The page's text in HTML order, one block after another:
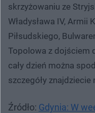
skrzyżowaniu ze
Władysława IV, Armii
Piłsudskiego,
Topolowa z dojściem
cały dzień można
szczegóły znajdziecie
Źródło: Gdynia: W